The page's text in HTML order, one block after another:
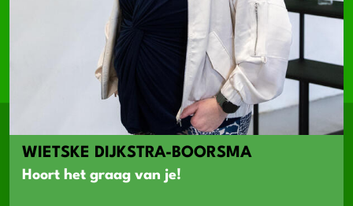
WIETSKE DIJKSTRA-BOORSMA
Hoort het graag van je!